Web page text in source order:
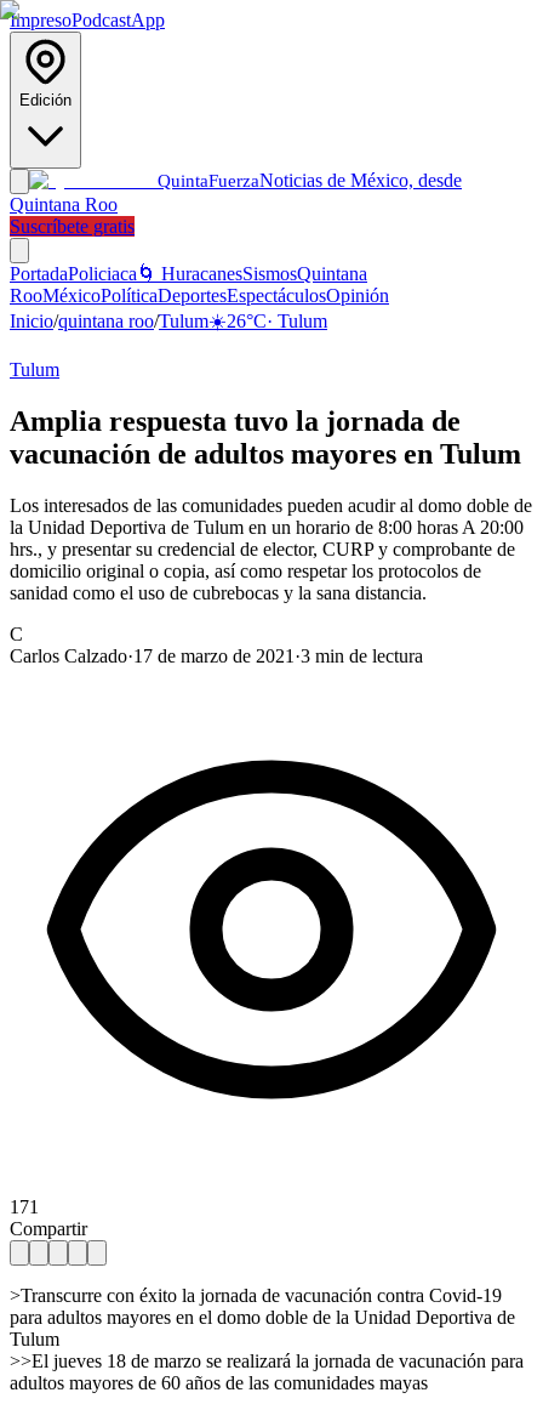
ImpresoPodcastApp
Edición
QuintaFuerzaNoticias de México, desde
Quintana Roo
Suscríbete gratis
PortadaPoliciaca 🌀 HuracanesSismosQuintana
RooMéxicoPolíticaDeportesEspectáculosOpinión
Inicio/quintana roo/Tulum☀️26°C· Tulum
Tulum
Amplia respuesta tuvo la jornada de
vacunación de adultos mayores en Tulum
Los interesados de las comunidades pueden acudir al domo doble de
la Unidad Deportiva de Tulum en un horario de 8:00 horas A 20:00
hrs., y presentar su credencial de elector, CURP y comprobante de
domicilio original o copia, así como respetar los protocolos de
sanidad como el uso de cubrebocas y la sana distancia.
C
Carlos Calzado·17 de marzo de 2021 ·3 min de lectura
171
Compartir
>Transcurre con éxito la jornada de vacunación contra Covid-19
para adultos mayores en el domo doble de la Unidad Deportiva de
Tulum
>>El jueves 18 de marzo se realizará la jornada de vacunación para
adultos mayores de 60 años de las comunidades mayas